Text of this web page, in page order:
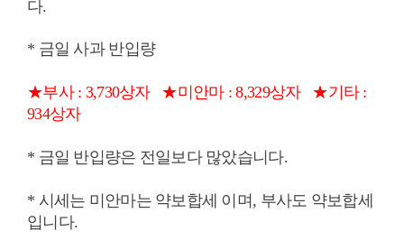
다.
* 금일 사과 반입량
★부사 : 3,730상자 ★미안마 : 8,329상자 ★기타 :
934상자
* 금일 반입량은 전일보다 많았습니다.
* 시세는 미안마는 약보합세 이며, 부사도 약보합세
입니다.